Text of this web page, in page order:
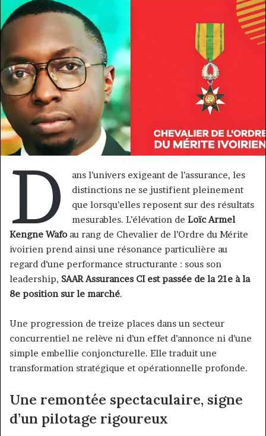
D
ans l’univers exigeant de l’assurance, les
distinctions ne se justifient pleinement
que lorsqu’elles reposent sur des résultats
mesurables. L’élévation de Loïc Armel
Kengne Wafo au rang de Chevalier de l’Ordre du Mérite
ivoirien prend ainsi une résonance particulière au
regard d’une performance structurante : sous son
leadership, SAAR Assurances CI est passée de la 21e à la
8e position sur le marché.
Une progression de treize places dans un secteur
concurrentiel ne relève ni d’un effet d’annonce ni d’une
simple embellie conjoncturelle. Elle traduit une
transformation stratégique et opérationnelle profonde.
Une remontée spectaculaire, signe
d’un pilotage rigoureux